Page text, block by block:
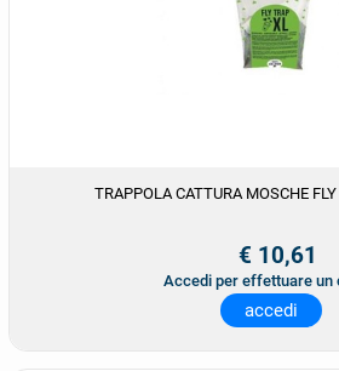
TRAPPOLA CATTURA MOSCHE
€ 10,61
Accedi per effettuare un
accedi